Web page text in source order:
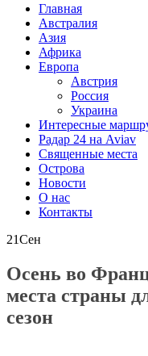
Главная
Австралия
Азия
Африка
Европа
Австрия
Россия
Украина
Интересные
Радар 24 на Aviav
Священные места
Острова
Новости
О нас
Контакты
21Сен
Осень во
места страны
сезон